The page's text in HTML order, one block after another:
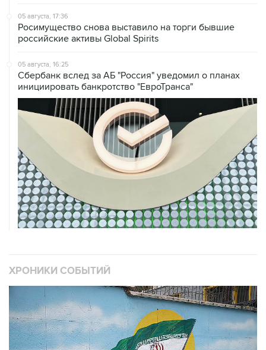
05 августа, 17:36
Росимущество снова выставило на торги бывшие
российские активы Global Spirits
05 августа, 16:25
Сбербанк вслед за АБ "Россия" уведомил о планах
инициировать банкротство "ЕвроТранса"
ХРОНИКИ СОБЫТИЙ